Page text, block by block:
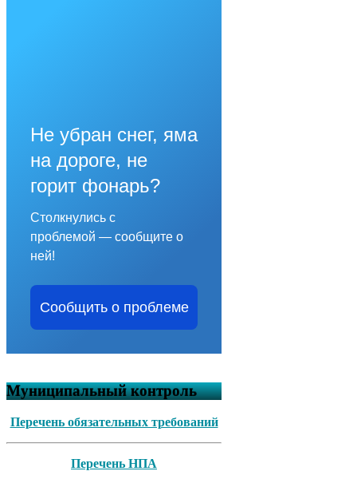
Не убран снег, яма
на дороге, не
горит фонарь?
Столкнулись с
проблемой — сообщите о
ней!
Сообщить о проблеме
Муниципальный контроль
Перечень обязательных требований
Перечень НПА